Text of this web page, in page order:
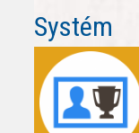
Systém